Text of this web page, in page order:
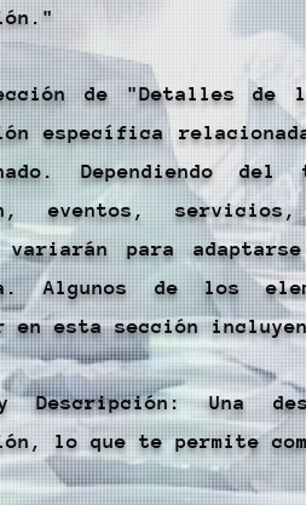
de "Detalles de
específica
Dependiendo
eventos,
para
Algunos de los
en esta sección
Descripción: Una
lo que te permite